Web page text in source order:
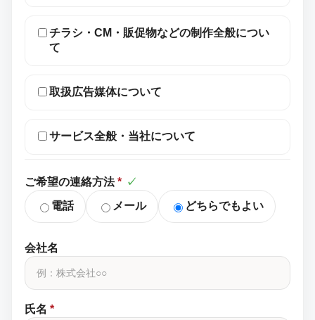
チラシ・CM・販促物などの制作全般につい
て
取扱広告媒体について
サービス全般・当社について
ご希望の連絡方法 * ✓
電話 メール どちらでもよい
会社名
氏名 *